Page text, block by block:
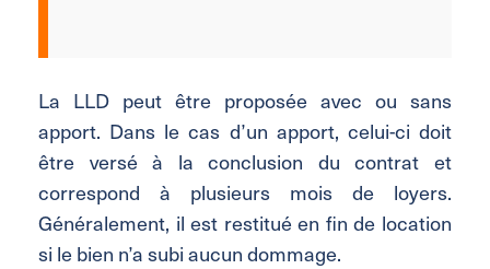
La LLD peut être proposée avec ou sans
apport. Dans le cas d’un apport, celui-ci doit
être versé à la conclusion du contrat et
correspond à plusieurs mois de loyers.
Généralement, il est restitué en fin de location
si le bien n’a subi aucun dommage.